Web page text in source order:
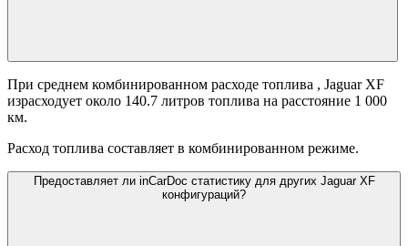
При среднем комбинированном расходе топлива , Jaguar XF
израсходует около 140.7 литров топлива на расстояние 1 000
км.
Расход топлива составляет в комбинированном режиме.
Предоставляет ли inCarDoc статистику для других Jaguar XF
конфигураций?